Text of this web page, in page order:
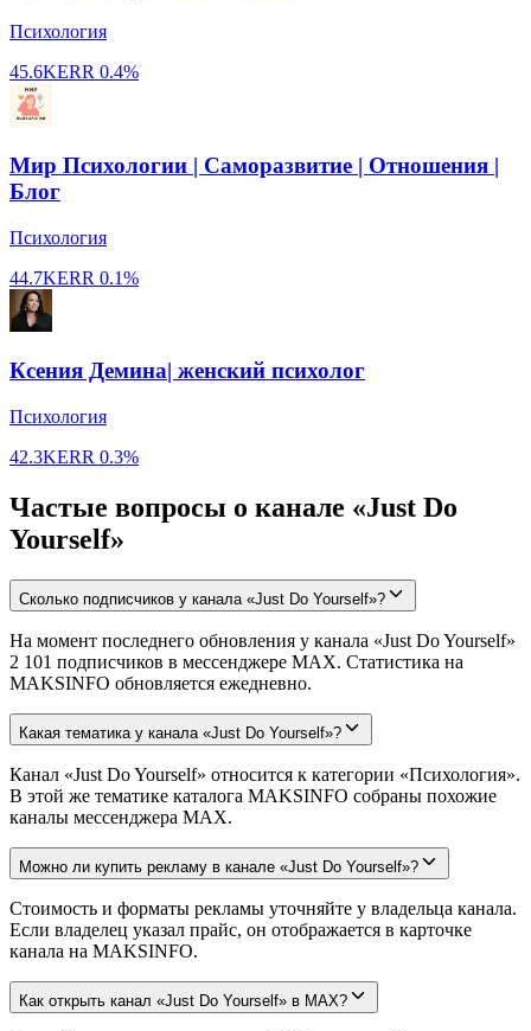
Психология
45.6KERR 0.4%
Мир Психологии | Саморазвитие | Отношения |
Блог
Психология
44.7KERR 0.1%
Ксения Демина| женский психолог
Психология
42.3KERR 0.3%
Частые вопросы о канале «Just Do
Yourself»
Сколько подписчиков у канала «Just Do Yourself»?
На момент последнего обновления у канала «Just Do Yourself»
2 101 подписчиков в мессенджере MAX. Статистика на
MAKSINFO обновляется ежедневно.
Какая тематика у канала «Just Do Yourself»?
Канал «Just Do Yourself» относится к категории «Психология».
В этой же тематике каталога MAKSINFO собраны похожие
каналы мессенджера MAX.
Можно ли купить рекламу в канале «Just Do Yourself»?
Стоимость и форматы рекламы уточняйте у владельца канала.
Если владелец указал прайс, он отображается в карточке
канала на MAKSINFO.
Как открыть канал «Just Do Yourself» в MAX?